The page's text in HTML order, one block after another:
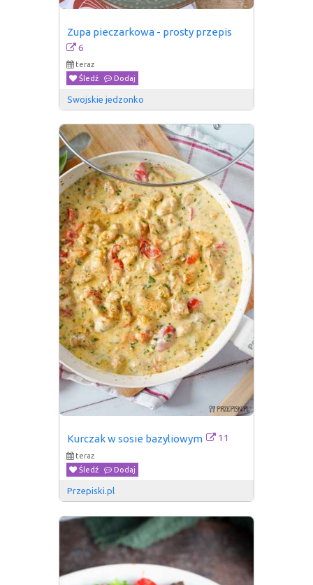
Zupa pieczarkowa - prosty przepis
6
teraz
Śledź
Dodaj
Swojskie jedzonko
Kurczak w sosie bazyliowym 11
teraz
Śledź
Dodaj
Przepiski.pl